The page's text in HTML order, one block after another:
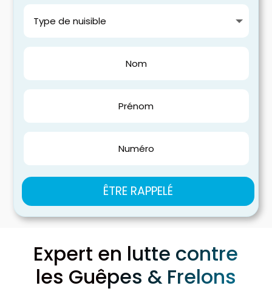
ÊTRE RAPPELÉ
Expert en lutte contre
les Guêpes & Frelons